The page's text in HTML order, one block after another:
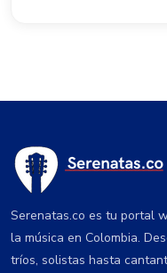
Serenatas.co es tu portal
la música en Colombia.
tríos, solistas hasta